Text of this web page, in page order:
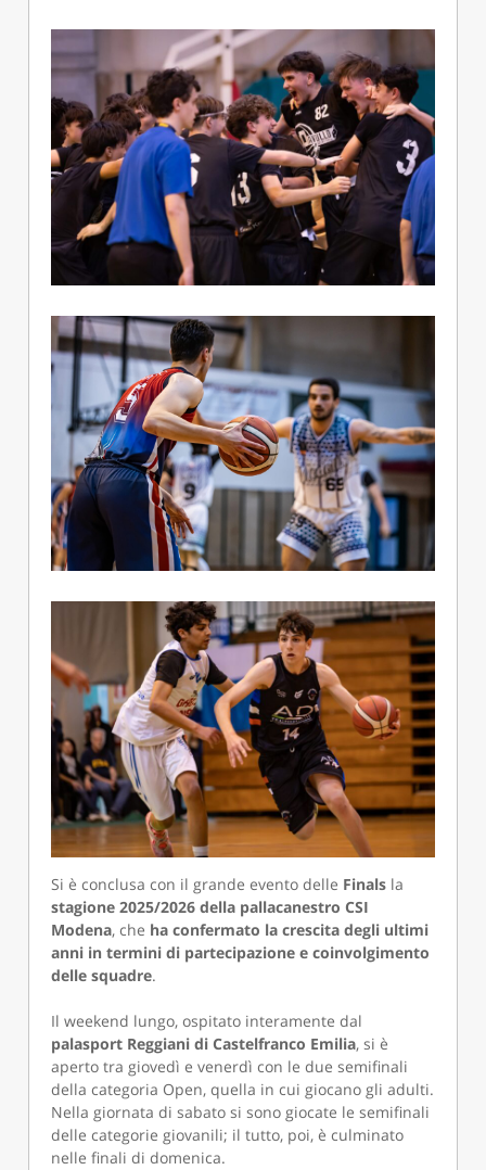
Si è conclusa con il grande evento delle Finals la
stagione 2025/2026 della pallacanestro CSI
Modena, che ha confermato la crescita degli ultimi
anni in termini di partecipazione e coinvolgimento
delle squadre.
Il weekend lungo, ospitato interamente dal
palasport Reggiani di Castelfranco Emilia, si è
aperto tra giovedì e venerdì con le due semifinali
della categoria Open, quella in cui giocano gli adulti.
Nella giornata di sabato si sono giocate le semifinali
delle categorie giovanili; il tutto, poi, è culminato
nelle finali di domenica.